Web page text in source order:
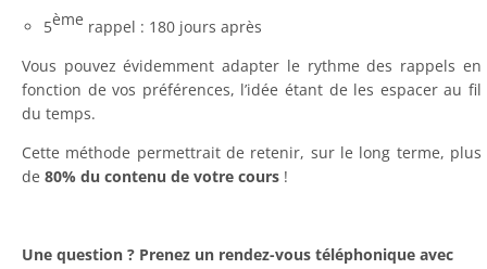
5ème rappel : 180 jours après
Vous pouvez évidemment adapter le rythme des rappels en
fonction de vos préférences, l’idée étant de les espacer au fil
du temps.
Cette méthode permettrait de retenir, sur le long terme, plus
de 80% du contenu de votre cours !
Une question ? Prenez un rendez-vous téléphonique avec